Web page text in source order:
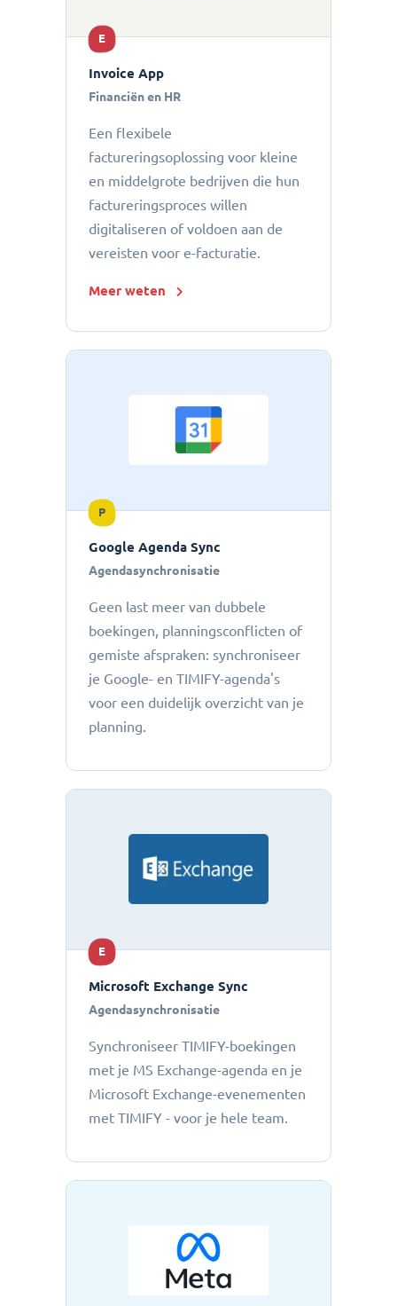
E
Invoice App
Financiën en HR
Een flexibele
factureringsoplossing voor kleine
en middelgrote bedrijven die hun
factureringsproces willen
digitaliseren of voldoen aan de
vereisten voor e-facturatie.
Meer weten
P
Google Agenda Sync
Agendasynchronisatie
Geen last meer van dubbele
boekingen, planningsconflicten of
gemiste afspraken: ​​synchroniseer
je Google- en TIMIFY-agenda's
voor een duidelijk overzicht van je
planning.
E
Microsoft Exchange Sync
Agendasynchronisatie
Synchroniseer TIMIFY-boekingen
met je MS Exchange-agenda en je
Microsoft Exchange-evenementen
met TIMIFY - voor je hele team.